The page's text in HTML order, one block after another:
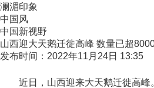
澜湄印象
中国风
中国新视野
山西迎大天鹅迁徙高峰 数量已超
发布时间：2022年11月24日 13:35
近日，山西迎来大天鹅迁徙高峰。